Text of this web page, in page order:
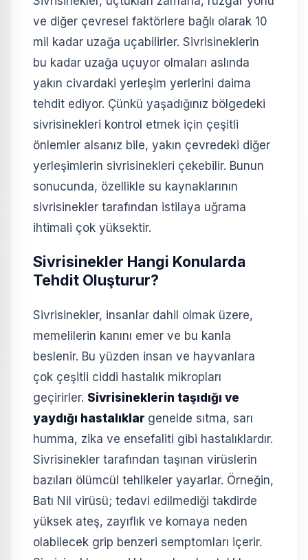
ve diğer çevresel faktörlere bağlı olarak 10
mil kadar uzağa uçabilirler. Sivrisineklerin
bu kadar uzağa uçuyor olmaları aslında
yakın civardaki yerleşim yerlerini daima
tehdit ediyor. Çünkü yaşadığınız bölgedeki
sivrisinekleri kontrol etmek için çeşitli
önlemler alsanız bile, yakın çevredeki diğer
yerleşimlerin sivrisinekleri çekebilir. Bunun
sonucunda, özellikle su kaynaklarının
sivrisinekler tarafından istilaya uğrama
ihtimali çok yüksektir.
Sivrisinekler Hangi Konularda
Tehdit Oluşturur?
Sivrisinekler, insanlar dahil olmak üzere,
memelilerin kanını emer ve bu kanla
beslenir. Bu yüzden insan ve hayvanlara
çok çeşitli ciddi hastalık mikropları
geçirirler. Sivrisineklerin taşıdığı ve
yaydığı hastalıklar genelde sıtma, sarı
humma, zika ve ensefaliti gibi hastalıklardır.
Sivrisinekler tarafından taşınan virüslerin
bazıları ölümcül tehlikeler yayarlar. Örneğin,
Batı Nil virüsü; tedavi edilmediği takdirde
yüksek ateş, zayıflık ve komaya neden
olabilecek grip benzeri semptomları içerir.